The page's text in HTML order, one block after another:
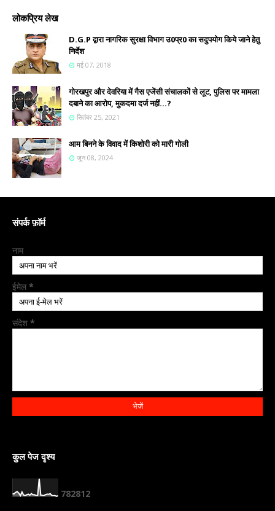
लोकप्रिय लेख
D.G.P द्वारा नागरिक सुरक्षा विभाग उ0प्र0 का सदुपयोग किये जाने हेतु
निर्देश
मई 07, 2018
गोरखपुर और देवरिया में गैस एजेंसी संचालकों से लूट, पुलिस पर मामला
दबाने का आरोप, मुकदमा दर्ज नहीं...?
सितंबर 25, 2021
आम बिनने के विवाद में किशोरी को मारी गोली
जून 08, 2024
संपर्क फ़ॉर्म
नाम
ईमेल *
संदेश *
कुल पेज दृश्य
782812